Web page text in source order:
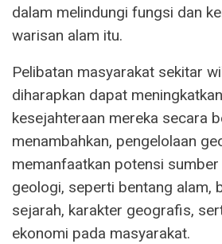
dalam melindungi fungsi dan
warisan alam itu.
Pelibatan masyarakat sekitar
diharapkan dapat
kesejahteraan mereka secara
menambahkan, pengelolaan
memanfaatkan potensi sumber
geologi, seperti bentang alam,
sejarah, karakter geografis,
ekonomi pada masyarakat.